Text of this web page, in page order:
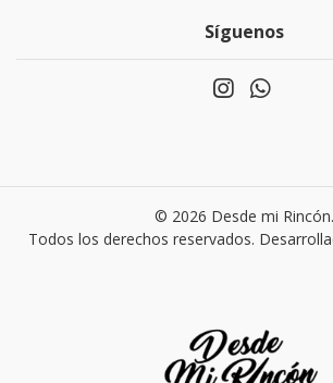
Síguenos
© 2026 Desde mi Rincón.
Todos los derechos reservados.